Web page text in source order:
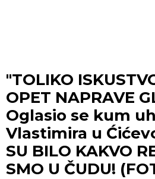
"TOLIKO
OPET NAPRAVE
Oglasio se kum
Vlastimira u
SU BILO KAKVO
SMO U ČUDU!